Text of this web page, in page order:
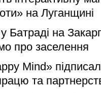
на Луганщині
на
про заселення
Mind»
та